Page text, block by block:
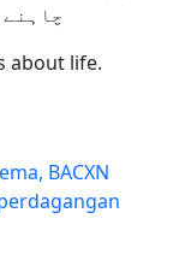
about life.
BACXN